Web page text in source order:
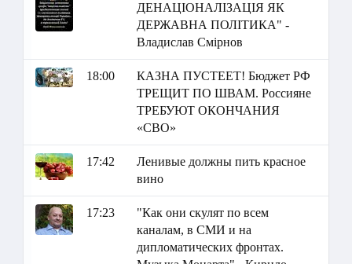
ДЕНАЦІОНАЛІЗАЦІЯ ЯК
ДЕРЖАВНА ПОЛІТИКА" -
Владислав Смірнов
18:00
КАЗНА ПУСТЕЕТ! Бюджет РФ
ТРЕЩИТ ПО ШВАМ. Россияне
ТРЕБУЮТ ОКОНЧАНИЯ
«СВО»
17:42
Ленивые должны пить красное
вино
17:23
"Как они скулят по всем
каналам, в СМИ и на
дипломатических фронтах.